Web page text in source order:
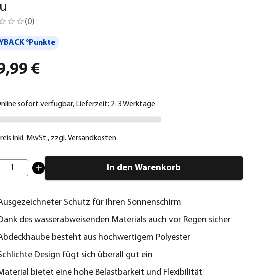
(0)
°Punkte
€
sofort verfügbar, Lieferzeit: 2-3 Werktage
inkl. MwSt., zzgl. Versandkosten
1 In den Warenkorb
Schutz für Ihren Sonnenschirm
des wasserabweisenden Materials auch vor Regen sicher
besteht aus hochwertigem Polyester
Design fügt sich überall gut ein
bietet eine hohe Belastbarkeit und Flexibilität